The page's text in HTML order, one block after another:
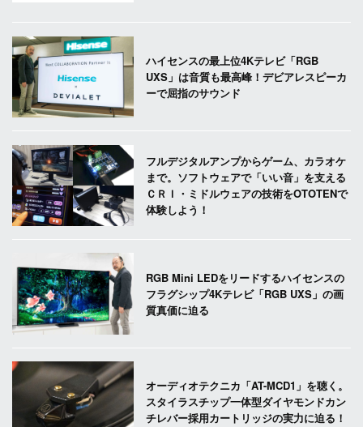
ハイセンスの最上位4Kテレビ「RGB
UXS」は音質も最高峰！デビアレスピーカ
ーで屈指のサウンド
フルデジタルアンプからゲーム、カラオケ
まで。ソフトウェアで「いい音」を支える
ＣＲＩ・ミドルウェアの技術をOTOTENで
体験しよう！
RGB Mini LEDをリードするハイセンスの
フラグシップ4Kテレビ「RGB UXS」の画
質真価に迫る
オーディオテクニカ「AT-MCD1」を聴く。
スタイラスチップ一体型ダイヤモンドカン
チレバー採用カートリッジの実力に迫る！